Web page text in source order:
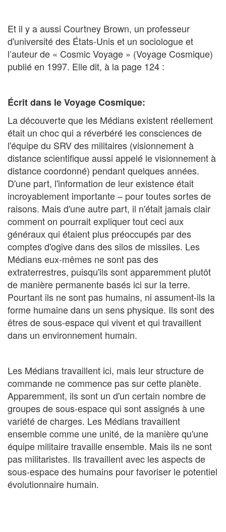
Et il y a aussi Courtney Brown, un professeur
d'université des États-Unis et un sociologue et
l’auteur de « Cosmic Voyage » (Voyage Cosmique)
publié en 1997. Elle dit, à la page 124 :
Écrit dans le Voyage Cosmique:
La découverte que les Médians existent réellement
était un choc qui a réverbéré les consciences de
l'équipe du SRV des militaires (visionnement à
distance scientifique aussi appelé le visionnement à
distance coordonné) pendant quelques années.
D'une part, l'information de leur existence était
incroyablement importante – pour toutes sortes de
raisons. Mais d'une autre part, il n'était jamais clair
comment on pourrait expliquer tout ceci aux
généraux qui étaient plus préoccupés par des
comptes d'ogive dans des silos de missiles. Les
Médians eux-mêmes ne sont pas des
extraterrestres, puisqu'ils sont apparemment plutôt
de manière permanente basés ici sur la terre.
Pourtant ils ne sont pas humains, ni assument-ils la
forme humaine dans un sens physique. Ils sont des
êtres de sous-espace qui vivent et qui travaillent
dans un environnement humain.
Les Médians travaillent ici, mais leur structure de
commande ne commence pas sur cette planète.
Apparemment, ils sont un d'un certain nombre de
groupes de sous-espace qui sont assignés à une
variété de charges. Les Médians travaillent
ensemble comme une unité, de la manière qu'une
équipe militaire travaille ensemble. Mais ils ne sont
pas militaristes. Ils travaillent avec les aspects de
sous-espace des humains pour favoriser le potentiel
évolutionnaire humain.